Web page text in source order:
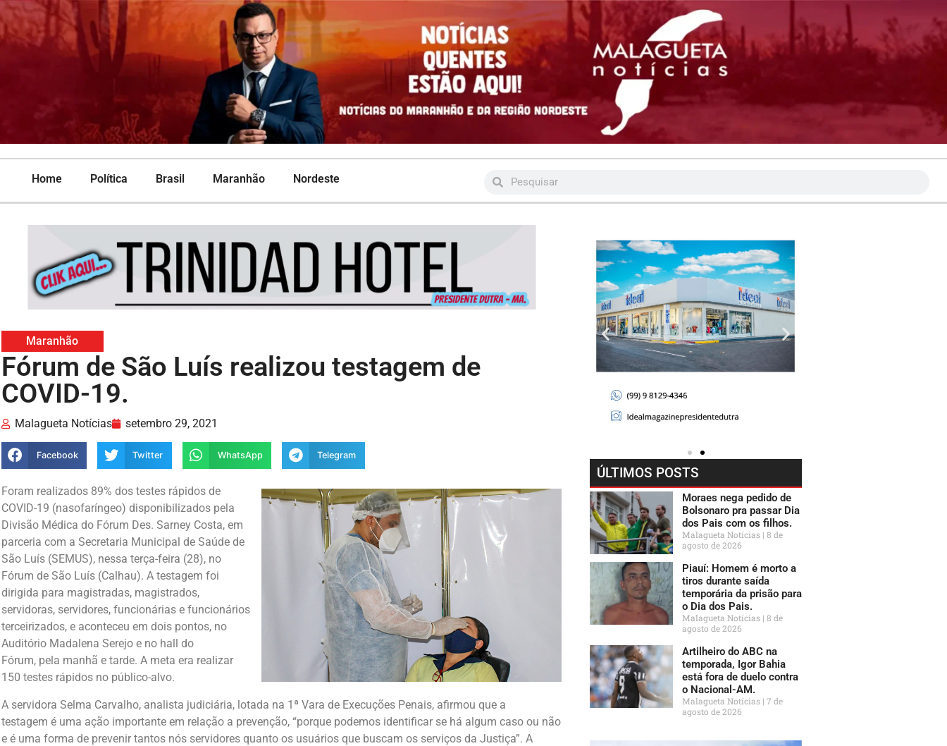
Home Política Brasil Maranhão Nordeste
Maranhão
Fórum de São Luís realizou testagem de
COVID-19.
Malagueta Notícias setembro 29, 2021
Facebook Twitter WhatsApp Telegram
Foram realizados 89% dos testes rápidos de
COVID-19 (nasofaríngeo) disponibilizados pela
Divisão Médica do Fórum Des. Sarney Costa, em
parceria com a Secretaria Municipal de Saúde de
São Luís (SEMUS), nessa terça-feira (28), no
Fórum de São Luís (Calhau). A testagem foi
dirigida para magistradas, magistrados,
servidoras, servidores, funcionárias e funcionários
terceirizados, e aconteceu em dois pontos, no
Auditório Madalena Serejo e no hall do
Fórum, pela manhã e tarde. A meta era realizar
150 testes rápidos no público-alvo.
A servidora Selma Carvalho, analista judiciária, lotada na 1ª Vara de Execuções Penais, afirmou que a
testagem é uma ação importante em relação a prevenção, “porque podemos identificar se há algum caso ou não
e é uma forma de prevenir tantos nós servidores quanto os usuários que buscam os serviços da Justiça”. A
ÚLTIMOS POSTS
Moraes nega pedido de
Bolsonaro pra passar Dia
dos Pais com os filhos.
Malagueta Notícias 8 de
agosto de 2026
Piauí: Homem é morto a
tiros durante saída
temporária da prisão para
o Dia dos Pais.
Malagueta Notícias 8 de
agosto de 2026
Artilheiro do ABC na
temporada, Igor Bahia
está fora de duelo contra
o Nacional-AM.
Malagueta Notícias 7 de
agosto de 2026